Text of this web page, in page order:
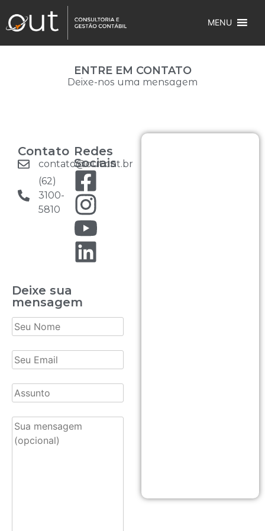
MENU
ENTRE EM CONTATO
Deixe-nos uma mensagem​
Contato
contato@out.cnt.br
(62)
3100-
5810
Redes
Sociais
Deixe sua
mensagem